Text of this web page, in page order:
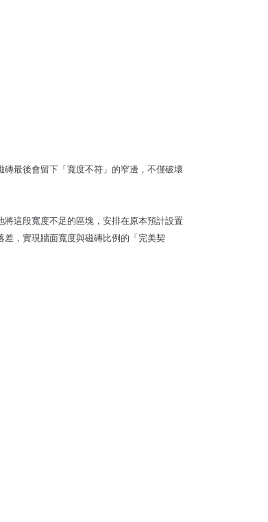
最後會留下「寬度不符」的窄邊，不僅破壞
這段寬度不足的區塊，安排在原本預計設置
，實現牆面寬度與磁磚比例的「完美契